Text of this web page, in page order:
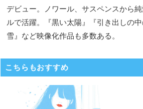
デビュー。ノワール、サスペンスから
ルで活躍。『黒い太陽』『引き出しの
雪』など映像化作品も多数ある。
こちらもおすすめ